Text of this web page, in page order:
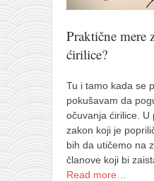
duhovni otac
pravoslavlje
zabranjena istorija
porodične priče
umesto tvitera
kalendar srpski
azbuki i knjige
Praktične mere
ćirilice?
Tu i tamo kada se
pokušavam da
očuvanja ćirilice. U
zakon koji je
bih da utičemo na
članove koji bi
Read more…